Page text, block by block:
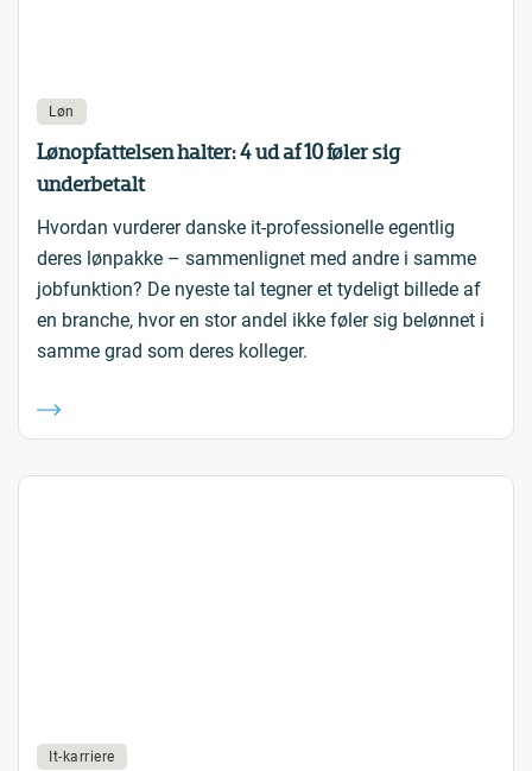
Løn
Lønopfattelsen halter: 4 ud af 10 føler sig
underbetalt
Hvordan vurderer danske it-professionelle egentlig
deres lønpakke – sammenlignet med andre i samme
jobfunktion? De nyeste tal tegner et tydeligt billede af
en branche, hvor en stor andel ikke føler sig belønnet i
samme grad som deres kolleger.
It-karriere